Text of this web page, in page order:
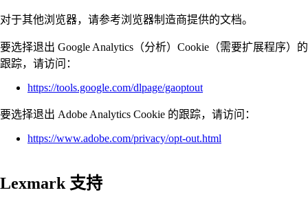
对于其他浏览器，请参考浏览器制造商提供的文档。
要选择退出 Google Analytics（分析）Cookie（需要扩展程序）的
跟踪，请访问：
https://tools.google.com/dlpage/gaoptout
要选择退出 Adobe Analytics Cookie 的跟踪，请访问：
https://www.adobe.com/privacy/opt-out.html
Lexmark 支持